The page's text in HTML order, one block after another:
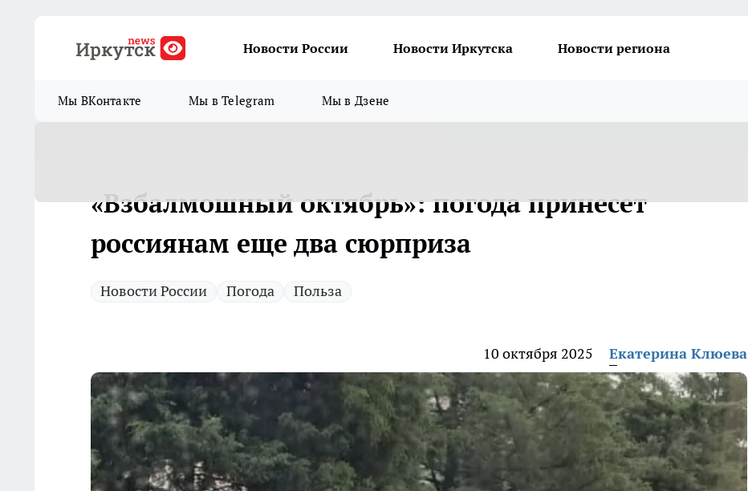
Новости России Новости Иркутска Новости региона
Мы ВКонтакте Мы в Telegram Мы в Дзене
«Взбалмошный октябрь»: погода принесет
россиянам еще два сюрприза
Новости России Погода Польза
10 октября 2025 Екатерина Клюева